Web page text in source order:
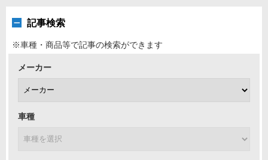
記事検索
※車種・商品等で記事の検索ができます
メーカー
車種